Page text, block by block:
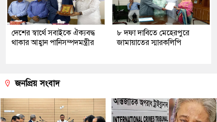
দেশের স্বার্থে সবাইকে ঐক্যবদ্ধ
থাকার আহ্বান পানিসম্পদমন্ত্রীর
৮ দফা দাবিতে মেহেরপুরে
জামায়াতের স্মারকলিপি
জনপ্রিয় সংবাদ